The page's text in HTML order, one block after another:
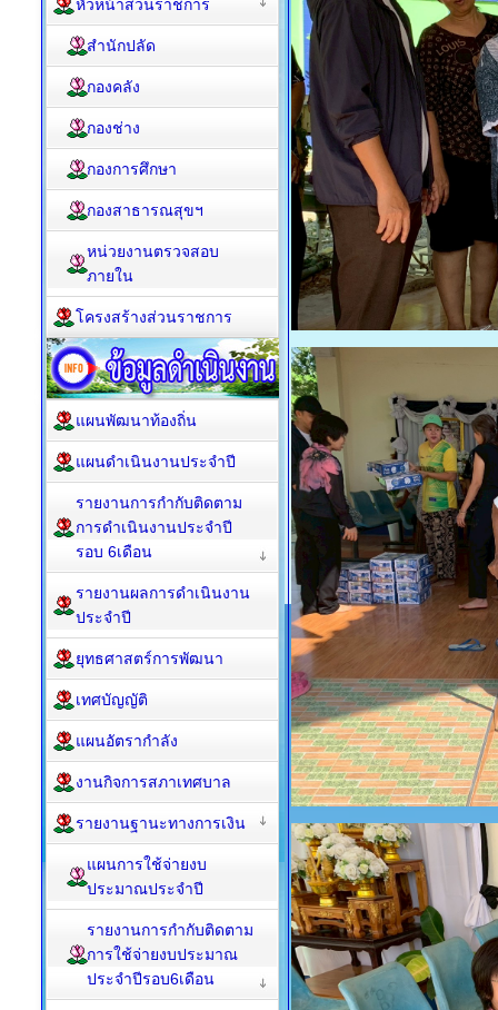
หัวหน้าส่วนราชการ
สำนักปลัด
กองคลัง
กองช่าง
กองการศึกษา
กองสาธารณสุขฯ
หน่วยงานตรวจสอบ
ภายใน
โครงสร้างส่วนราชการ
แผนพัฒนาท้องถิ่น
แผนดำเนินงานประจำปี
รายงานการกำกับติดตาม
การดำเนินงานประจำปี
รอบ 6เดือน
รายงานผลการดำเนินงาน
ประจำปี
ยุทธศาสตร์การพัฒนา
เทศบัญญัติ
แผนอัตรากำลัง
งานกิจการสภาเทศบาล
รายงานฐานะทางการเงิน
แผนการใช้จ่ายงบ
ประมาณประจำปี
รายงานการกำกับติดตาม
การใช้จ่ายงบประมาณ
ประจำปีรอบ6เดือน